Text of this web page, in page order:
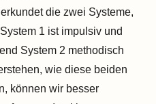
die zwei Systeme,
1 ist impulsiv und
System 2 methodisch
wie diese beiden
können wir besser